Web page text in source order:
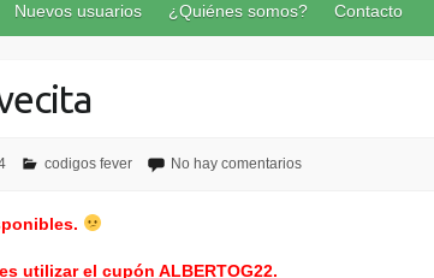
Nuevos usuarios ¿Quiénes somos? Contacto
codigos fever No hay comentarios
utilizar el cupón ALBERTOG22.